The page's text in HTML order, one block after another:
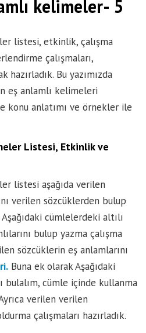
kelimeler- 5
listesi, etkinlik, çalışma
çalışmaları,
Bu yazımızda
eş anlamlı kelimeleri
konu anlatımı ve örnekler ile
Listesi, Etkinlik ve
listesi aşağıda verilen
verilen sözcüklerden bulup
cümlelerdeki altılı
bulup yazma çalışma
sözcüklerin eş anlamlarını
Buna ek olarak Aşağıdaki
bulalım, cümle içinde kullanma
verilen verilen
çalışmaları hazırladık.